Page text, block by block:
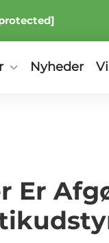
Nyheder